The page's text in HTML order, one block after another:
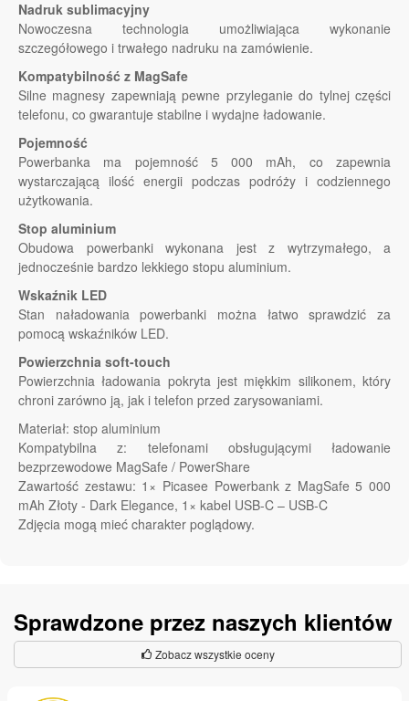
Nadruk sublimacyjny
Nowoczesna technologia umożliwiająca wykonanie
szczegółowego i trwałego nadruku na zamówienie.
Kompatybilność z MagSafe
Silne magnesy zapewniają pewne przyleganie do tylnej części
telefonu, co gwarantuje stabilne i wydajne ładowanie.
Pojemność
Powerbanka ma pojemność 5 000 mAh, co zapewnia
wystarczającą ilość energii podczas podróży i codziennego
użytkowania.
Stop aluminium
Obudowa powerbanki wykonana jest z wytrzymałego, a
jednocześnie bardzo lekkiego stopu aluminium.
Wskaźnik LED
Stan naładowania powerbanki można łatwo sprawdzić za
pomocą wskaźników LED.
Powierzchnia soft-touch
Powierzchnia ładowania pokryta jest miękkim silikonem, który
chroni zarówno ją, jak i telefon przed zarysowaniami.
Materiał: stop aluminium
Kompatybilna z: telefonami obsługującymi ładowanie
bezprzewodowe MagSafe / PowerShare
Zawartość zestawu: 1× Picasee Powerbank z MagSafe 5 000
mAh Złoty - Dark Elegance, 1× kabel USB-C – USB-C
Zdjęcia mogą mieć charakter poglądowy.
Sprawdzone przez naszych klientów
Zobacz wszystkie oceny